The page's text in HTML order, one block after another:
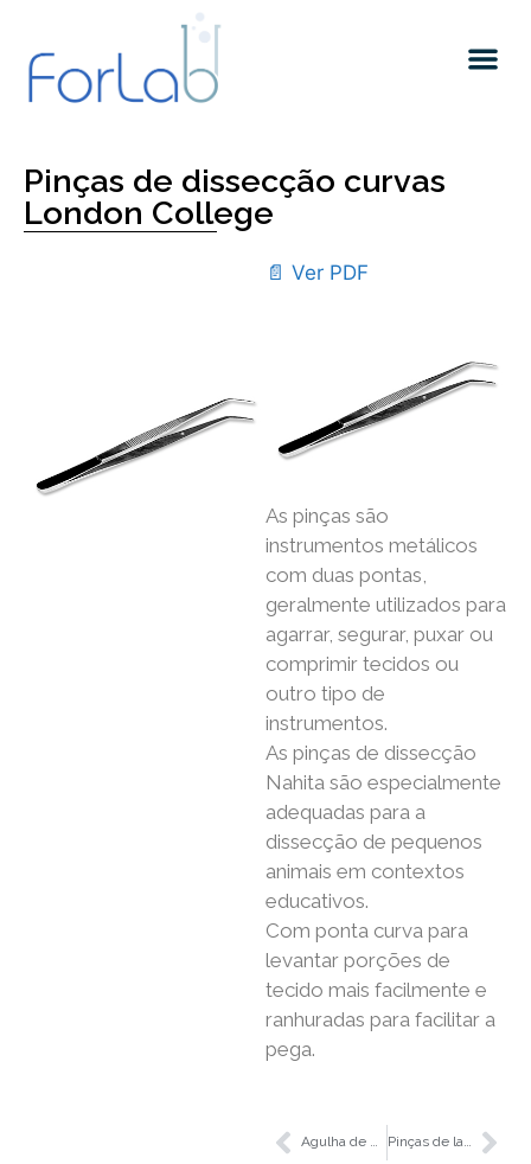
Pinças de dissecção curvas
London College
📄 Ver PDF
As pinças são
instrumentos metálicos
com duas pontas,
geralmente utilizados para
agarrar, segurar, puxar ou
comprimir tecidos ou
outro tipo de
instrumentos.
As pinças de dissecção
Nahita são especialmente
adequadas para a
dissecção de pequenos
animais em contextos
educativos.
Com ponta curva para
levantar porções de
tecido mais facilmente e
ranhuradas para facilitar a
pega.
Agulha de dissecção de aço inoxidavel histológica com ponta Pinças de laboratorio